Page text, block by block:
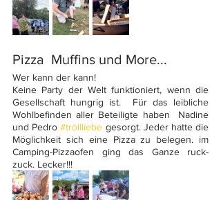
Pizza  Muffins und More...
Wer kann der kann!
Keine Party der Welt funktioniert, wenn die
Gesellschaft hungrig ist.  Für das leibliche
Wohlbefinden aller Beteiligte haben  Nadine
und Pedro #trollliebe gesorgt. Jeder hatte die
Möglichkeit sich eine Pizza zu belegen. im
Camping-Pizzaofen ging das Ganze ruck-
zuck. Lecker!!!